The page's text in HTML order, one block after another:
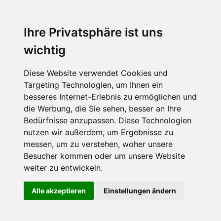
Ihre Privatsphäre ist uns
wichtig
Diese Website verwendet Cookies und
Targeting Technologien, um Ihnen ein
besseres Internet-Erlebnis zu ermöglichen und
die Werbung, die Sie sehen, besser an Ihre
Bedürfnisse anzupassen. Diese Technologien
nutzen wir außerdem, um Ergebnisse zu
messen, um zu verstehen, woher unsere
Besucher kommen oder um unsere Website
weiter zu entwickeln.
Alle akzeptieren Einstellungen ändern